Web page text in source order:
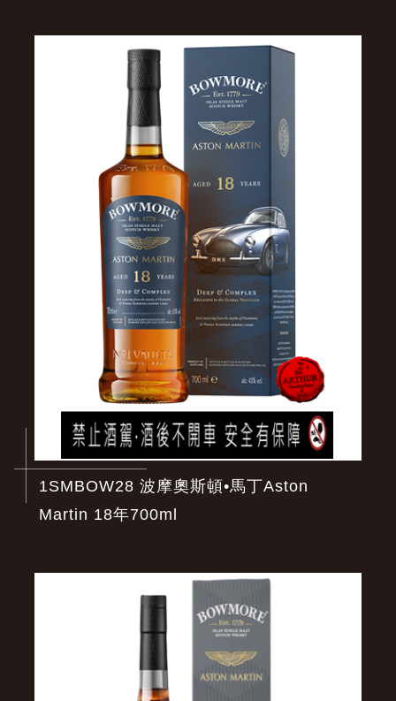
1SMBOW28 波摩奧斯頓•馬丁Aston
Martin 18年700ml